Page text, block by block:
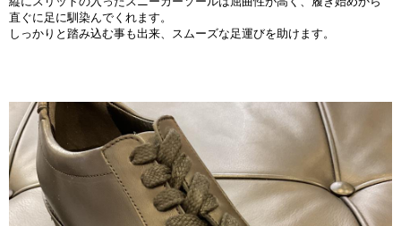
直ぐに足に馴染んでくれます。
しっかりと踏み込む事も出来、スムーズな足運びを助けます。